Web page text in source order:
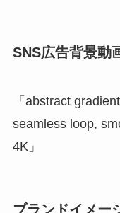
SNS広告背景動
「abstract
seamless loop,
4K」
ブランドイメー